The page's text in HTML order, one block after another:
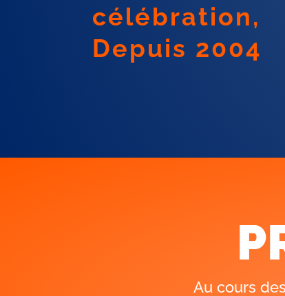
célébration,
Depuis 2004